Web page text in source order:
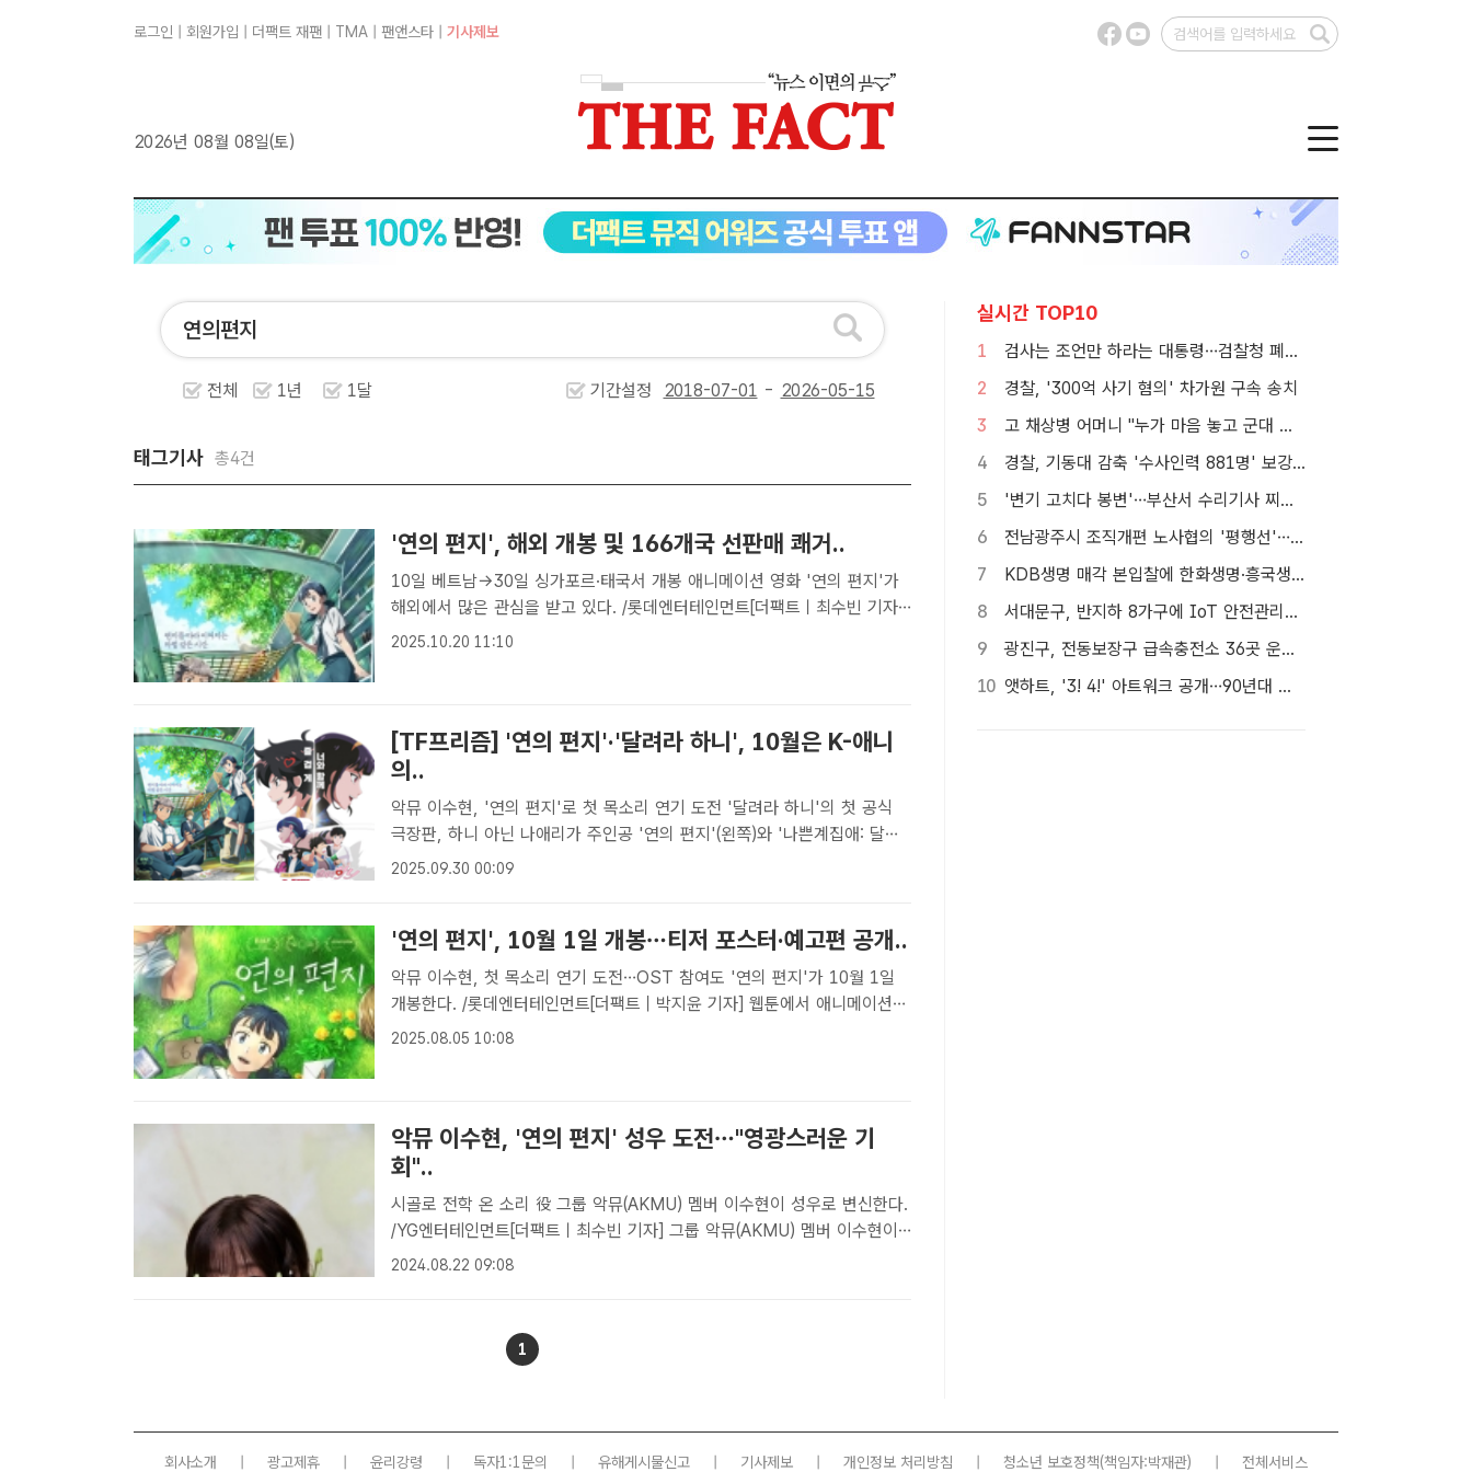
로그인 회원가입 더팩트 재팬 TMA 팬앤스타 기사제보
2026년 08월 08일(토)
전체 1년 1달 기간설정 -
태그기사 총4건
'연의 편지', 해외 개봉 및 166개국 선판매 쾌거..
10일 베트남→30일 싱가포르·태국서 개봉 애니메이션 영화 '연의 편지'가
해외에서 많은 관심을 받고 있다. /롯데엔터테인먼트[더팩트ㅣ최수빈 기자]
애니메이션 영화 '연의 편지'가 해외 관객들과 만난다.배급사 롯데엔터테인
2025.10.20 11:10
[TF프리즘] '연의 편지'·'달려라 하니', 10월은 K-애니
의..
악뮤 이수현, '연의 편지'로 첫 목소리 연기 도전 '달려라 하니'의 첫 공식
극장판, 하니 아닌 나애리가 주인공 '연의 편지'(왼쪽)와 '나쁜계집애: 달려
라 하니'가 10월 극장가에 걸린다. /롯데엔터테인먼트, NEW[더팩트｜박지
2025.09.30 00:09
'연의 편지', 10월 1일 개봉…티저 포스터·예고편 공개..
악뮤 이수현, 첫 목소리 연기 도전…OST 참여도 '연의 편지'가 10월 1일
개봉한다. /롯데엔터테인먼트[더팩트｜박지윤 기자] 웹툰에서 애니메이션이
된 '연의 편지'가 10월 스크린에 걸린다.배급사 롯데엔터테인먼트는 5일
2025.08.05 10:08
악뮤 이수현, '연의 편지' 성우 도전…"영광스러운 기
회"..
시골로 전학 온 소리 役 그룹 악뮤(AKMU) 멤버 이수현이 성우로 변신한다.
/YG엔터테인먼트[더팩트ㅣ최수빈 기자] 그룹 악뮤(AKMU) 멤버 이수현이
'연의 편지'로 목소리 연기에 도전한다.배급사 롯데엔터테인먼트는 22일
2024.08.22 09:08
1
실시간 TOP10
1
검사는 조언만 하라는 대통령…검찰청 폐지 앞둔 합수본 '딜레마'
2
경찰, '300억 사기 혐의' 차가원 구속 송치
3
고 채상병 어머니 "누가 마음 놓고 군대 보내겠나"…임성근 징역 3년에 분통
4
경찰, 기동대 감축 '수사인력 881명' 보강…9월 초까지 상피제 시행
5
'변기 고치다 봉변'…부산서 수리기사 찌른 30대 여성 체포
6
전남광주시 조직개편 노사협의 '평행선'…핵심부서 배치 결론 못 내
7
KDB생명 매각 본입찰에 한화생명·흥국생명·한투금융 등 3개사 참여
8
서대문구, 반지하 8가구에 IoT 안전관리서비스 추가 설치
9
광진구, 전동보장구 급속충전소 36곳 운영…수리비도 지원
10
앳하트, '3! 4!' 아트워크 공개…90년대 만화 캐릭터 변신
회사소개 광고제휴 윤리강령 독자1:1문의 유해게시물신고 기사제보 개인정보 처리방침 청소년 보호정책(책임자:박재관) 전체서비스